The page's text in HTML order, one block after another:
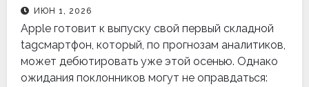
ИЮН 1, 2026
Apple готовит к выпуску свой первый складной
tagсмартфон, который, по прогнозам аналитиков,
может дебютировать уже этой осенью. Однако
ожидания поклонников могут не оправдаться: